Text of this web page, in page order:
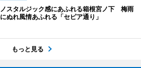
ノスタルジック感にあふれる箱根宮ノ下 梅雨
にぬれ風情あふれる「セピア通り」
もっと見る